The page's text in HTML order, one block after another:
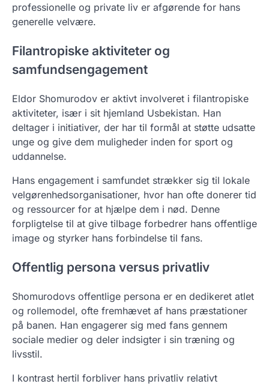
professionelle og private liv er afgørende for hans
generelle velvære.
Filantropiske aktiviteter og
samfundsengagement
Eldor Shomurodov er aktivt involveret i filantropiske
aktiviteter, især i sit hjemland Usbekistan. Han
deltager i initiativer, der har til formål at støtte udsatte
unge og give dem muligheder inden for sport og
uddannelse.
Hans engagement i samfundet strækker sig til lokale
velgørenhedsorganisationer, hvor han ofte donerer tid
og ressourcer for at hjælpe dem i nød. Denne
forpligtelse til at give tilbage forbedrer hans offentlige
image og styrker hans forbindelse til fans.
Offentlig persona versus privatliv
Shomurodovs offentlige persona er en dedikeret atlet
og rollemodel, ofte fremhævet af hans præstationer
på banen. Han engagerer sig med fans gennem
sociale medier og deler indsigter i sin træning og
livsstil.
I kontrast hertil forbliver hans privatliv relativt